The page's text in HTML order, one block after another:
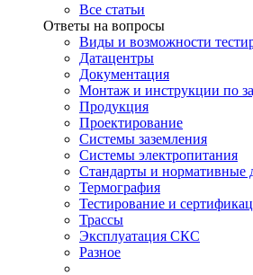
Все статьи
Ответы на вопросы
Виды и возможности
Датацентры
Документация
Монтаж и инструкции по
Продукция
Проектирование
Системы заземления
Системы электропитания
Стандарты и нормативные
Термография
Тестирование и
Трассы
Эксплуатация СКС
Разное